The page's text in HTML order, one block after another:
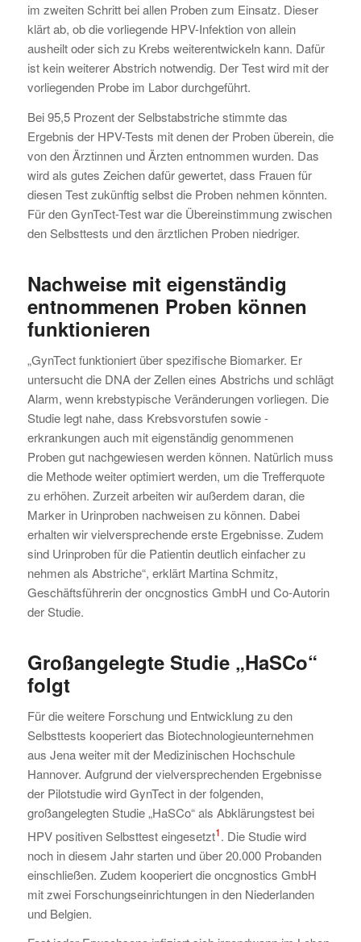
im zweiten Schritt bei allen Proben zum Einsatz. Dieser
klärt ab, ob die vorliegende HPV-Infektion von allein
ausheilt oder sich zu Krebs weiterentwickeln kann. Dafür
ist kein weiterer Abstrich notwendig. Der Test wird mit der
vorliegenden Probe im Labor durchgeführt.
Bei 95,5 Prozent der Selbstabstriche stimmte das
Ergebnis der HPV-Tests mit denen der Proben überein, die
von den Ärztinnen und Ärzten entnommen wurden. Das
wird als gutes Zeichen dafür gewertet, dass Frauen für
diesen Test zukünftig selbst die Proben nehmen könnten.
Für den GynTect-Test war die Übereinstimmung zwischen
den Selbsttests und den ärztlichen Proben niedriger.
Nachweise mit eigenständig
entnommenen Proben können
funktionieren
„GynTect funktioniert über spezifische Biomarker. Er
untersucht die DNA der Zellen eines Abstrichs und schlägt
Alarm, wenn krebstypische Veränderungen vorliegen. Die
Studie legt nahe, dass Krebsvorstufen sowie -
erkrankungen auch mit eigenständig genommenen
Proben gut nachgewiesen werden können. Natürlich muss
die Methode weiter optimiert werden, um die Trefferquote
zu erhöhen. Zurzeit arbeiten wir außerdem daran, die
Marker in Urinproben nachweisen zu können. Dabei
erhalten wir vielversprechende erste Ergebnisse. Zudem
sind Urinproben für die Patientin deutlich einfacher zu
nehmen als Abstriche“, erklärt Martina Schmitz,
Geschäftsführerin der oncgnostics GmbH und Co-Autorin
der Studie.
Großangelegte Studie „HaSCo“
folgt
Für die weitere Forschung und Entwicklung zu den
Selbsttests kooperiert das Biotechnologieunternehmen
aus Jena weiter mit der Medizinischen Hochschule
Hannover. Aufgrund der vielversprechenden Ergebnisse
der Pilotstudie wird GynTect in der folgenden,
großangelegten Studie „HaSCo“ als Abklärungstest bei
HPV positiven Selbsttest eingesetzt1. Die Studie wird
noch in diesem Jahr starten und über 20.000 Probanden
einschließen. Zudem kooperiert die oncgnostics GmbH
mit zwei Forschungseinrichtungen in den Niederlanden
und Belgien.